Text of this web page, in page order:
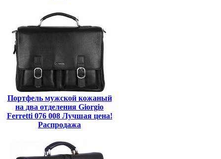
Портфель мужской кожаный
на два отделения Giorgio
Ferretti 076 008 Лучшая цена!
Распродажа